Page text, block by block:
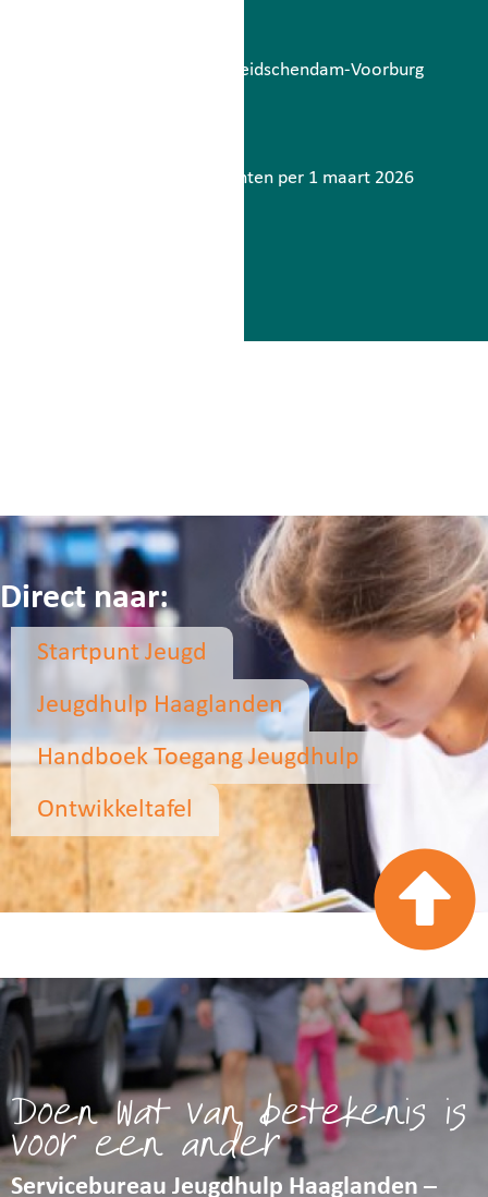
Storing berichtenverkeer Leidschendam-Voorburg
Contactinformatie gemeenten per 1 maart 2026
Direct naar:
Startpunt Jeugd
Jeugdhulp Haaglanden
Handboek Toegang Jeugdhulp
Ontwikkeltafel
Doen wat van betekenis is
voor een ander
Servicebureau Jeugdhulp Haaglanden –